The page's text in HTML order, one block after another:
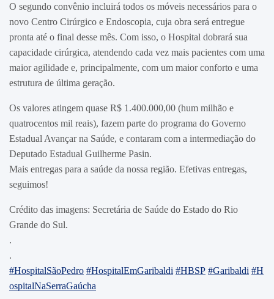
O segundo convênio incluirá todos os móveis necessários para o
novo Centro Cirúrgico e Endoscopia, cuja obra será entregue
pronta até o final desse mês. Com isso, o Hospital dobrará sua
capacidade cirúrgica, atendendo cada vez mais pacientes com uma
maior agilidade e, principalmente, com um maior conforto e uma
estrutura de última geração.
Os valores atingem quase R$ 1.400.000,00 (hum milhão e
quatrocentos mil reais), fazem parte do programa do Governo
Estadual Avançar na Saúde, e contaram com a intermediação do
Deputado Estadual Guilherme Pasin.
Mais entregas para a saúde da nossa região. Efetivas entregas,
seguimos!
Crédito das imagens: Secretária de Saúde do Estado do Rio
Grande do Sul.
.
.
#HospitalSãoPedro #HospitalEmGaribaldi #HBSP #Garibaldi #H
ospitalNaSerraGaúcha